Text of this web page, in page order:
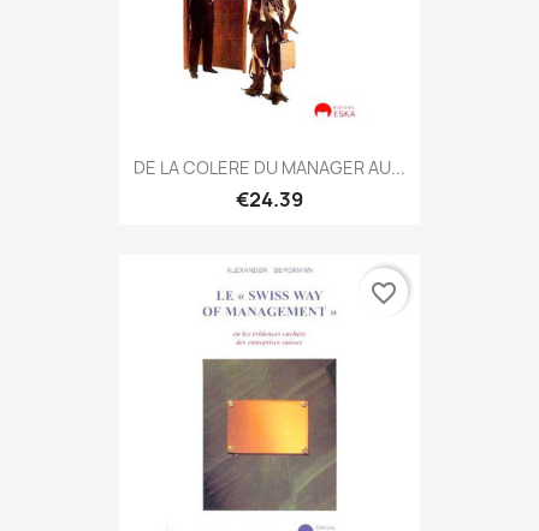
DE LA COLERE DU MANAGER AU...
€24.39
favorite_border